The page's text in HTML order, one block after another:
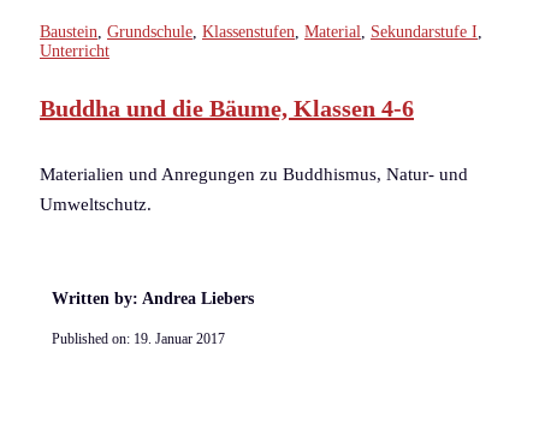
Baustein, Grundschule, Klassenstufen, Material, Sekundarstufe I,
Unterricht
Buddha und die Bäume, Klassen 4-6
Materialien und Anregungen zu Buddhismus, Natur- und
Umweltschutz.
Written by: Andrea Liebers
Published on: 19. Januar 2017